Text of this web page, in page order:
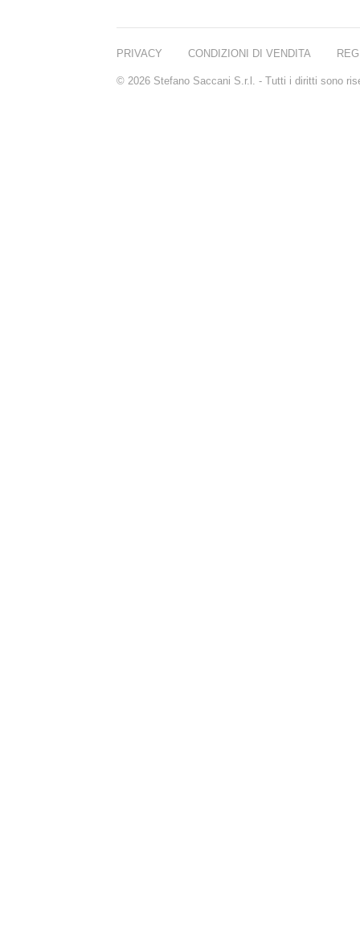
PRIVACY CONDIZIONI DI VENDITA
© 2026 Stefano Saccani S.r.l. - Tutti i diritti sono